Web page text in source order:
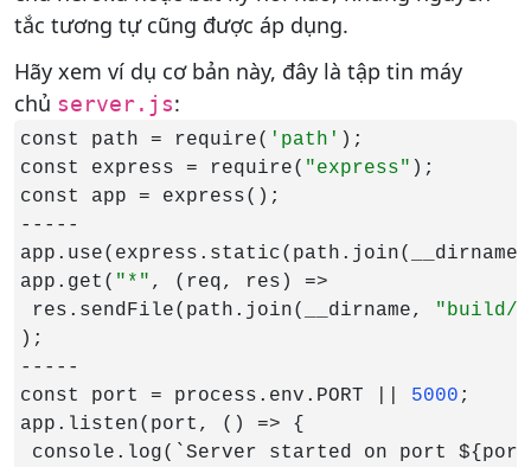
tắc tương tự cũng được áp dụng.
Hãy xem ví dụ cơ bản này, đây là tập tin máy
chủ server.js:
const path = require( 'path' );
const express = require( "express" );
const app = express();
-----
app.get( "*" , (req, res) =>
res.sendFile(path.join(__dirname,
"build/
);
-----
const port = process.env.PORT || 5000 ;
app.listen(port, () => {
console.log(`Server started on port